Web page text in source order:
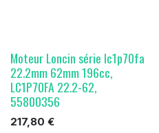
Moteur Loncin série lc1p70fa
22.2mm 62mm 196cc,
LC1P70FA 22.2-62,
55800356
217,80 €